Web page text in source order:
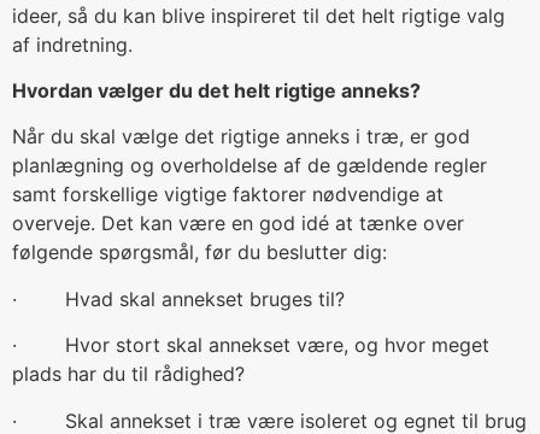
ideer, så du kan blive inspireret til det helt rigtige valg
af indretning.
Hvordan vælger du det helt rigtige anneks?
Når du skal vælge det rigtige anneks i træ, er god
planlægning og overholdelse af de gældende regler
samt forskellige vigtige faktorer nødvendige at
overveje. Det kan være en god idé at tænke over
følgende spørgsmål, før du beslutter dig:
· Hvad skal annekset bruges til?
· Hvor stort skal annekset være, og hvor meget
plads har du til rådighed?
· Skal annekset i træ være isoleret og egnet til brug